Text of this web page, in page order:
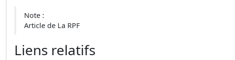
Note :
Article de La RPF
Liens relatifs